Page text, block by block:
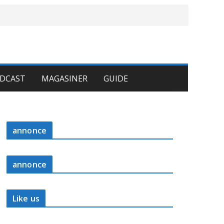
MAGASINER GUIDE
annonce
annonce
Like us